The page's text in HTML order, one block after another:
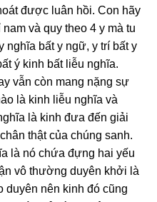
được luân hồi. Con hãy
và quy theo 4 y mà tu
nghĩa bất y ngữ, y trí bất y
ý kinh bất liễu nghĩa.
vẫn còn mang nặng sự
là kinh liễu nghĩa và
là kinh đưa đến giải
thật của chúng sanh.
là nó chứa đựng hai yếu
vô thường duyên khởi là
duyên nên kinh đó cũng